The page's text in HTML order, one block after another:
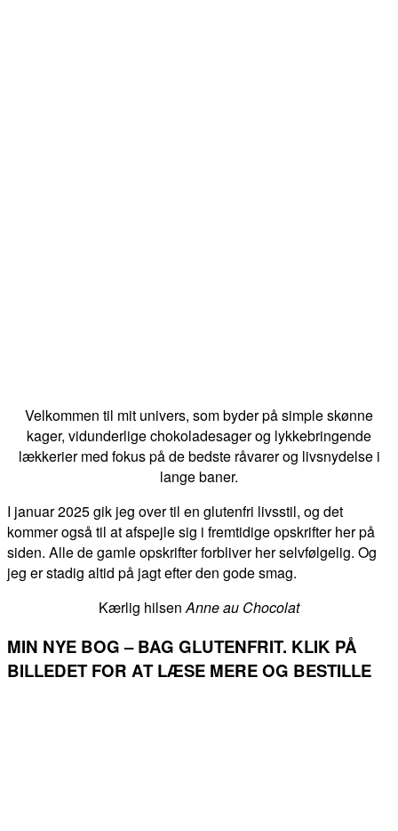
Velkommen til mit univers, som byder på simple skønne
kager, vidunderlige chokoladesager og lykkebringende
lækkerier med fokus på de bedste råvarer og livsnydelse i
lange baner.
I januar 2025 gik jeg over til en glutenfri livsstil, og det
kommer også til at afspejle sig i fremtidige opskrifter her på
siden. Alle de gamle opskrifter forbliver her selvfølgelig. Og
jeg er stadig altid på jagt efter den gode smag.
Kærlig hilsenAnne au Chocolat
MIN NYE BOG – BAG GLUTENFRIT. KLIK PÅ
BILLEDET FOR AT LÆSE MERE OG BESTILLE